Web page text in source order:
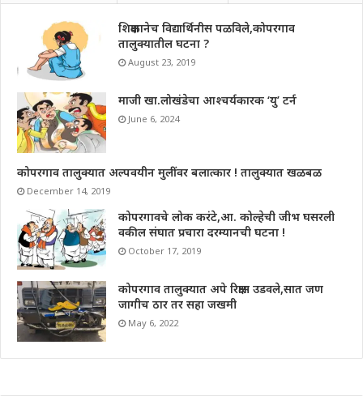
शिक्षकानेच विद्यार्थिनीस पळविले,कोपरगाव
तालुक्यातील घटना ?
August 23, 2019
माजी खा.लोखंडेचा आश्चर्यकारक ‘यु’ टर्न
June 6, 2024
कोपरगाव तालुक्यात अल्पवयीन मुलींवर बलात्कार ! तालुक्यात खळबळ
December 14, 2019
कोपरगावचे लोक करंटे,आ. कोल्हेची जीभ घसरली
वकील संघात प्रचारा दरम्यानची घटना !
October 17, 2019
कोपरगाव तालुक्यात अपे रिक्षास उडवले,सात जण
जागीच ठार तर सहा जखमी
May 6, 2022